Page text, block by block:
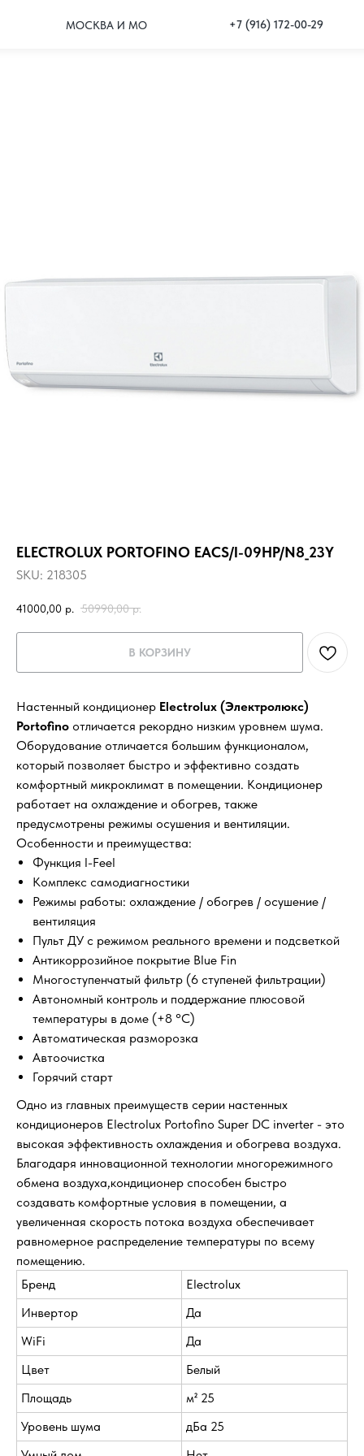
МОСКВА И МО +7 (916) 172-00-29
ELECTROLUX PORTOFINO EACS/I-09HP/N8_23Y
SKU: 218305
41000,00 р. 50990,00 р.
В КОРЗИНУ
Настенный кондиционер Electrolux (Электролюкс)
Portofino отличается рекордно низким уровнем шума.
Оборудование отличается большим функционалом,
который позволяет быстро и эффективно создать
комфортный микроклимат в помещении. Кондиционер
работает на охлаждение и обогрев, также
предусмотрены режимы осушения и вентиляции.
Особенности и преимущества:
Функция I-Feel
Комплекс самодиагностики
Режимы работы: охлаждение / обогрев / осушение /
вентиляция
Пульт ДУ с режимом реального времени и подсветкой
Антикоррозийное покрытие Blue Fin
Многоступенчатый фильтр (6 ступеней фильтрации)
Автономный контроль и поддержание плюсовой
температуры в доме (+8 °C)
Автоматическая разморозка
Автоочистка
Горячий старт
Одно из главных преимуществ серии настенных
кондиционеров Electrolux Portofino Super DC inverter - это
высокая эффективность охлаждения и обогрева воздуха.
Благодаря инновационной технологии многорежимного
обмена воздуха,кондиционер способен быстро
создавать комфортные условия в помещении, а
увеличенная скорость потока воздуха обеспечивает
равномерное распределение температуры по всему
помещению.
Бренд
Electrolux
Инвертор
Да
WiFi
Да
Цвет
Белый
Площадь
м² 25
Уровень шума
дБа 25